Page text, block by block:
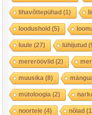
lihavõttepühad(1)
loodushoid(5)
luule (27) lühijutud
mereröövlid(2)
muusika (8)
mütoloogia (2)
noortele (4) nõiad